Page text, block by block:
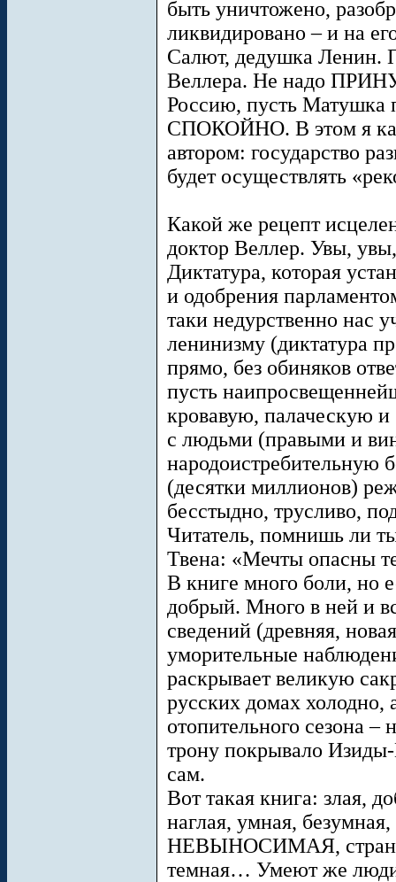
быть уничтожено,
ликвидировано – и на
Салют, дедушка Ленин.
Веллера. Не надо
Россию, пусть Матушка
СПОКОЙНО. В этом я
автором: государство
будет осуществлять
Какой же рецепт
доктор Веллер. Увы,
Диктатура, которая
и одобрения
таки недурственно нас
ленинизму (диктатура
прямо, без обиняков
пусть
кровавую, палаческую
с людьми (правыми и
народоистребительную
(десятки миллионов)
бесстыдно, трусливо,
Читатель, помнишь ли
Твена: «Мечты опасны
В книге много боли, но
добрый. Много в ней и
сведений (древняя,
уморительные
раскрывает великую
русских домах холодно,
отопительного сезона
трону покрывало
сам.
Вот такая книга: злая,
наглая, умная, безумная,
НЕВЫНОСИМАЯ,
темная… Умеют же